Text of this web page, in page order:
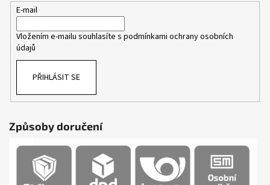
E-mail
Vložením e-mailu souhlasíte s podmínkami ochrany osobních
údajů
PŘIHLÁSIT SE
Způsoby doručení